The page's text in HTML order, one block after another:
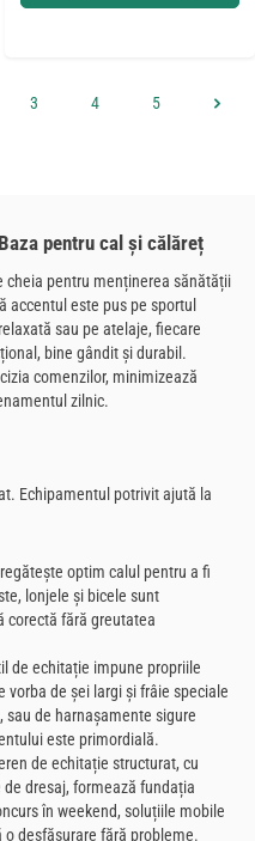
Pagina
3 Pagina
4 Pagina
5
pentru cal și călăreț
cheia pentru menținerea sănătății
este pus pe sportul
sau pe atelaje, fiecare
bine gândit și durabil.
comenzilor, minimizează
zilnic.
Echipamentul potrivit ajută la
optim calul pentru a fi
lonjele și bicele sunt
corectă fără greutatea
de echitație impune propriile
de șei largi și frâie speciale
de harnașamente sigure
este primordială.
de echitație structurat, cu
dresaj, formează fundația
în weekend, soluțiile mobile
desfășurare fără probleme.